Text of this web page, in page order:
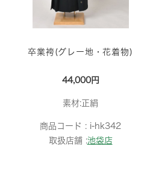
卒業袴(グレー地・花着物)
44,000円
素材:正絹
商品コード : i-hk342
取扱店舗 :池袋店